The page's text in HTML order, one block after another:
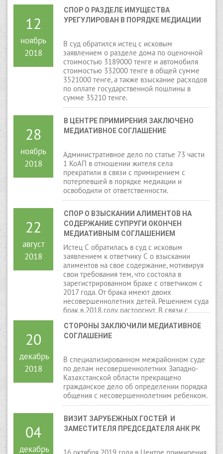
12
ноябрь
2018
СПОР О РАЗДЕЛЕ ИМУЩЕСТВА
УРЕГУЛИРОВАН В ПОРЯДКЕ МЕДИАЦИИ
В суд обратился истец с исковым
заявлением о разделе дома по оценочной
стоимостью 3189000 тенге и автомобиля
стоимостью 332000 тенге в общей сумме
3521000 тенге, а также взыскание расходов
по оплате государственной пошлины в
сумме 35210 тенге.
28
ноябрь
2018
В ЦЕНТРЕ ПРИМИРЕНИЯ ЗАКЛЮЧЕНО
МЕДИАТИВНОЕ СОГЛАШЕНИЕ
Административное дело по статье 73 части
1 КоАП в отношении жителя села
прекратили в связи с примирением с
потерпевшей в порядке медиации и
освободили от ответственности.
22
август
2018
СПОР О ВЗЫСКАНИИ АЛИМЕНТОВ НА
СОДЕРЖАНИЕ СУПРУГИ ОКОНЧЕН
МЕДИАТИВНЫМ СОГЛАШЕНИЕМ
Истец С обратилась в суд с исковым
заявлением к ответчику С о взыскании
алиментов на свое содержание, мотивируя
свои требования тем, что состояла в
зарегистрированном браке с ответчиком с
2017 года. От брака имеют двоих
несовершеннолетних детей. Решением суда
брак в 2018 году расторгнут. В связи с
уходу за ребенком до достижения 3-х лет,
просила взыскать с ответчика алименты на
20
декабрь
2018
СТОРОНЫ ЗАКЛЮЧИЛИ МЕДИАТИВНОЕ
СОГЛАШЕНИЕ
В специализированном межрайонном суде
по делам несовершеннолетних Западно-
Казахстанской области прекращено
гражданское дело об определении порядка
общения с несовершеннолетним ребенком.
04
декабрь
ВИЗИТ ЗАРУБЕЖНЫХ ГОСТЕЙ  И
ЗАМЕСТИТЕЛЯ ПРЕДСЕДАТЕЛЯ АНК РК